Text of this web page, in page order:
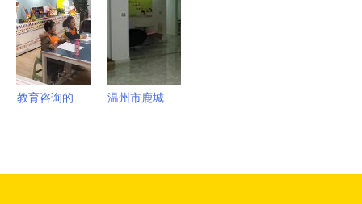
生公告 开
启你的财会
职业新征程
学家长迎新
轮选择
教育咨询的
温州市鹿城